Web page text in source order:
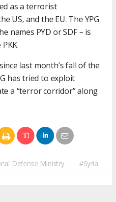
as a terrorist
US, and the EU. The YPG
names PYD or SDF – is
last month’s fall of the
has tried to exploit
a “terror corridor” along
Defense Ministry #Syria